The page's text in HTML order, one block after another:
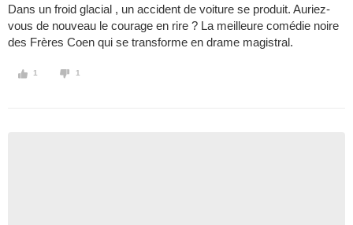
Dans un froid glacial , un accident de voiture se produit. Auriez-
vous de nouveau le courage en rire ? La meilleure comédie noire
des Frères Coen qui se transforme en drame magistral.
1 1